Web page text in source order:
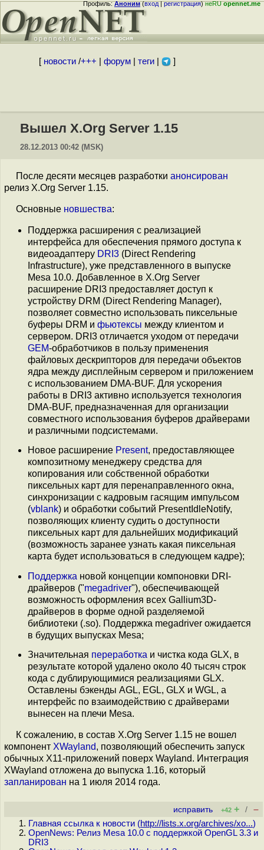
Профиль:Аноним(вход|регистрация)неRUopennet.me
[ новости/+++ форум| теги| ]
Вышел X.Org Server 1.15
28.12.2013 00:42 (MSK)
После десяти месяцев разработки анонсирован
релиз X.Org Server 1.15.
Основные новшества:
Поддержка расширения с реализацией
интерфейса для обеспечения прямого доступа к
видеоадаптеру DRI3 (Direct Rendering
Infrastructure), уже представленного в выпуске
Mesa 10.0. Добавленное в X.Org Server
расширение DRI3 предоставляет доступ к
устройству DRM (Direct Rendering Manager),
позволяет совместно использовать пиксельные
буферы DRM и фьютексы между клиентом и
сервером. DRI3 отличается уходом от передачи
GEM-обработчиков в пользу применения
файловых дескрипторов для передачи объектов
ядра между дисплейным сервером и приложением
с использованием DMA-BUF. Для ускорения
работы в DRI3 активно используется технология
DMA-BUF, предназначенная для организации
совместного использования буферов драйверами
и различными подсистемами.
Новое расширение Present, предоставляющее
композитному менеджеру средства для
копирования или собственной обработки
пиксельных карт для перенаправленного окна,
синхронизации с кадровым гасящим импульсом
(vblank) и обработки событий PresentIdleNotify,
позволяющих клиенту судить о доступности
пиксельных карт для дальнейших модификаций
(возможность заранее узнать какая пиксельная
карта будет использоваться в следующем кадре);
Поддержка новой концепции компоновки DRI-
драйверов ("megadriver"), обеспечивающей
возможность оформления всех Gallium3D-
драйверов в форме одной разделяемой
библиотеки (.so). Поддержка megadriver ожидается
в будущих выпусках Mesa;
Значительная переработка и чистка кода GLX, в
результате которой удалено около 40 тысяч строк
кода с дублирующимися реализациями GLX.
Оставлены бэкенды AGL, EGL, GLX и WGL, а
интерфейс по взаимодействию с драйверами
вынесен на плечи Mesa.
К сожалению, в состав X.Org Server 1.15 не вошел
компонент XWayland, позволяющий обеспечить запуск
обычных X11-приложений поверх Wayland. Интеграция
XWayland отложена до выпуска 1.16, который
запланирован на 1 июля 2014 года.
исправить +42 + / –
Главная ссылка к новости (http://lists.x.org/archives/xo...)
OpenNews: Релиз Mesa 10.0 c поддержкой OpenGL 3.3 и
DRI3